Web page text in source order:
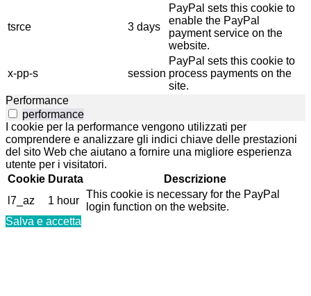
tsrce 3 days
PayPal sets this cookie to
enable the PayPal
payment service on the
website.
x-pp-s session
PayPal sets this cookie to
process payments on the
site.
Performance
performance
I cookie per la performance vengono utilizzati per
comprendere e analizzare gli indici chiave delle prestazioni
del sito Web che aiutano a fornire una migliore esperienza
utente per i visitatori.
Cookie Durata
Descrizione
l7_az
1 hour
This cookie is necessary for the PayPal
login function on the website.
Salva e accetta